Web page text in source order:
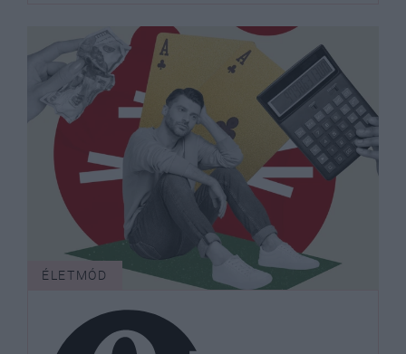
ÉLETMÓD